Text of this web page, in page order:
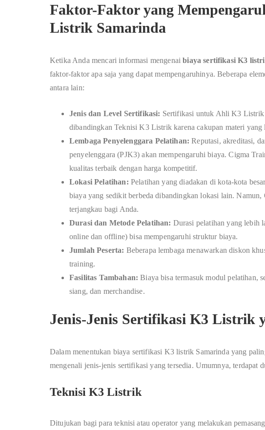
Faktor-Faktor yang
Listrik Samarinda
Ketika Anda mencari informasi mengenaibiaya sertifikasi K3
faktor-faktor apa saja yang dapat mempengaruhinya. Beberapa
antara lain:
Jenis dan Level Sertifikasi: Sertifikasi untuk Ahli K3
dibandingkan Teknisi K3 Listrik karena cakupan materi yang
Lembaga Penyelenggara Pelatihan: Reputasi, akreditasi,
penyelenggara (PJK3) akan mempengaruhi biaya. Cigma
kualitas terbaik dengan harga kompetitif.
Lokasi Pelatihan: Pelatihan yang diadakan di kota-kota
biaya yang sedikit berbeda dibandingkan lokasi lain.
terjangkau bagi Anda.
Durasi dan Metode Pelatihan: Durasi pelatihan yang lebih
online dan offline) bisa mempengaruhi struktur biaya.
Jumlah Peserta: Beberapa lembaga menawarkan diskon
training.
Fasilitas Tambahan: Biaya bisa termasuk modul pelatihan,
siang, dan merchandise.
Jenis-Jenis Sertifikasi K3 Listrik
Dalam menentukan biaya sertifikasi K3 listrik Samarinda yang
mengenali jenis-jenis sertifikasi yang tersedia. Umumnya, terdapat
Teknisi K3 Listrik
Ditujukan bagi para teknisi atau operator yang melakukan